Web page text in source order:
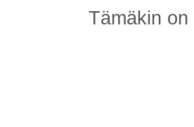
Tämäkin on